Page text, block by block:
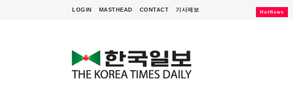
LOGIN MASTHEAD CONTACT 기사제보 HotNews